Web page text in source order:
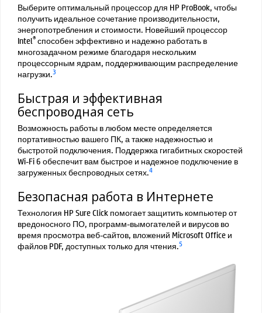
Выберите оптимальный процессор для HP ProBook, чтобы
получить идеальное сочетание производительности,
энергопотребления и стоимости. Новейший процессор
Intel®способен эффективно и надежно работать в
многозадачном режиме благодаря нескольким
процессорным ядрам, поддерживающим распределение
нагрузки.3
Быстрая и эффективная
беспроводная сеть
Возможность работы в любом месте определяется
портативностью вашего ПК, а также надежностью и
быстротой подключения. Поддержка гигабитных скоростей
Wi-Fi 6 обеспечит вам быстрое и надежное подключение в
загруженных беспроводных сетях.4
Безопасная работа в Интернете
Технология HP Sure Click помогает защитить компьютер от
вредоносного ПО, программ-вымогателей и вирусов во
время просмотра веб-сайтов, вложений Microsoft Office и
файлов PDF, доступных только для чтения.5